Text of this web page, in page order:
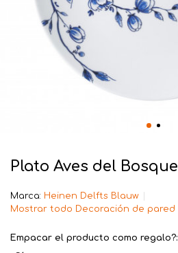
Plato Aves del Bosque
Marca: Heinen Delfts Blauw
Mostrar todo Decoración de pared
Empacar el producto como regalo?: